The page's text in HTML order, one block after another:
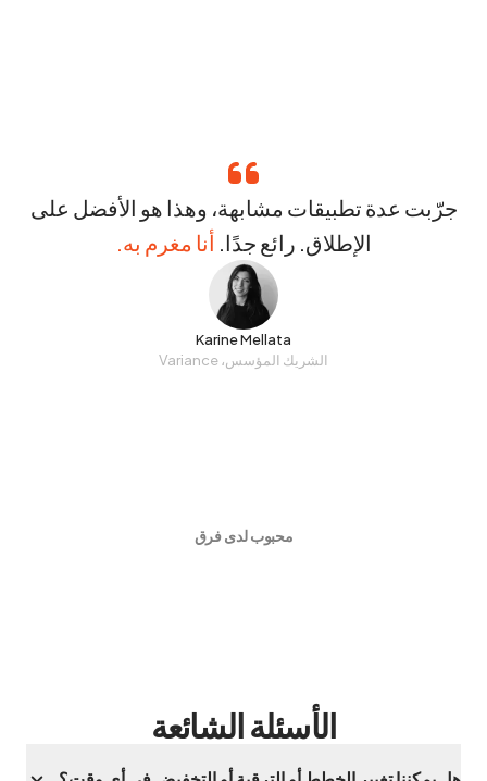
جرّبت عدة تطبيقات مشابهة، وهذا هو الأفضل على
الإطلاق. رائع جدًا. أنا مغرم به.
Karine Mellata
الشريك المؤسس، Variance
محبوب لدى فرق
الأسئلة الشائعة